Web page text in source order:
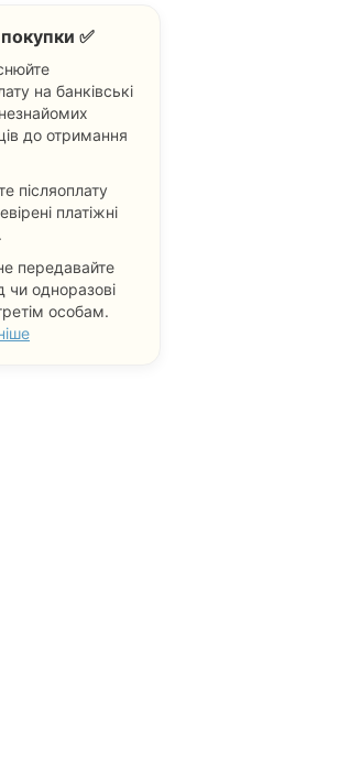
✅
на банківські
до отримання
післяоплату
платіжні
передавайте
чи одноразові
особам.